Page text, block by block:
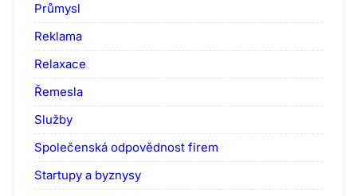
Průmysl
Reklama
Relaxace
Řemesla
Služby
Společenská odpovědnost firem
Startupy a byznysy